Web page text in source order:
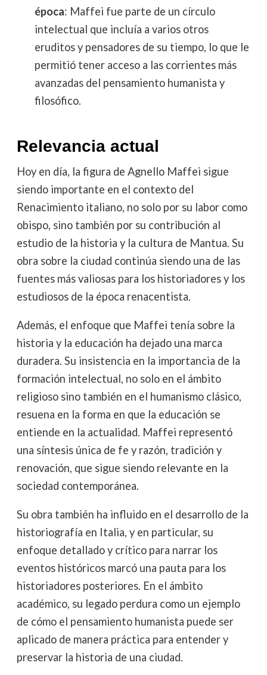
época: Maffei fue parte de un círculo
intelectual que incluía a varios otros
eruditos y pensadores de su tiempo, lo que le
permitió tener acceso a las corrientes más
avanzadas del pensamiento humanista y
filosófico.
Relevancia actual
Hoy en día, la figura de Agnello Maffei sigue
siendo importante en el contexto del
Renacimiento italiano, no solo por su labor como
obispo, sino también por su contribución al
estudio de la historia y la cultura de Mantua. Su
obra sobre la ciudad continúa siendo una de las
fuentes más valiosas para los historiadores y los
estudiosos de la época renacentista.
Además, el enfoque que Maffei tenía sobre la
historia y la educación ha dejado una marca
duradera. Su insistencia en la importancia de la
formación intelectual, no solo en el ámbito
religioso sino también en el humanismo clásico,
resuena en la forma en que la educación se
entiende en la actualidad. Maffei representó
una síntesis única de fe y razón, tradición y
renovación, que sigue siendo relevante en la
sociedad contemporánea.
Su obra también ha influido en el desarrollo de la
historiografía en Italia, y en particular, su
enfoque detallado y crítico para narrar los
eventos históricos marcó una pauta para los
historiadores posteriores. En el ámbito
académico, su legado perdura como un ejemplo
de cómo el pensamiento humanista puede ser
aplicado de manera práctica para entender y
preservar la historia de una ciudad.